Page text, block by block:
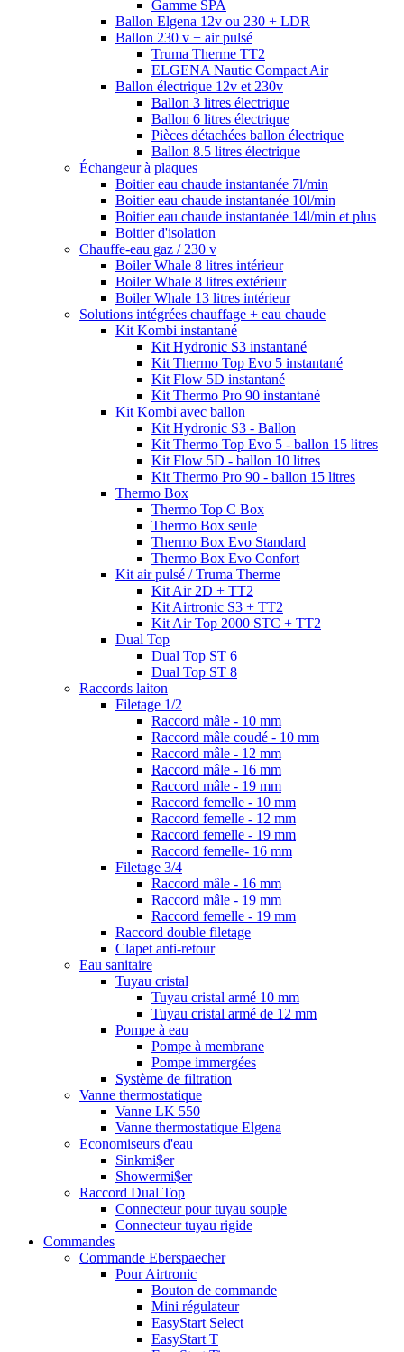
Gamme SPA
Ballon Elgena 12v ou 230 + LDR
Ballon 230 v + air pulsé
Truma Therme TT2
ELGENA Nautic Compact Air
Ballon électrique 12v et 230v
Ballon 3 litres électrique
Ballon 6 litres électrique
Pièces détachées ballon électrique
Ballon 8.5 litres électrique
Échangeur à plaques
Boitier eau chaude instantanée 7l/min
Boitier eau chaude instantanée 10l/min
Boitier eau chaude instantanée 14l/min et plus
Boitier d'isolation
Chauffe-eau gaz / 230 v
Boiler Whale 8 litres intérieur
Boiler Whale 8 litres extérieur
Boiler Whale 13 litres intérieur
Solutions intégrées chauffage + eau chaude
Kit Kombi instantané
Kit Hydronic S3 instantané
Kit Thermo Top Evo 5 instantané
Kit Flow 5D instantané
Kit Thermo Pro 90 instantané
Kit Kombi avec ballon
Kit Hydronic S3 - Ballon
Kit Thermo Top Evo 5 - ballon 15 litres
Kit Flow 5D - ballon 10 litres
Kit Thermo Pro 90 - ballon 15 litres
Thermo Box
Thermo Top C Box
Thermo Box seule
Thermo Box Evo Standard
Thermo Box Evo Confort
Kit air pulsé / Truma Therme
Kit Air 2D + TT2
Kit Airtronic S3 + TT2
Kit Air Top 2000 STC + TT2
Dual Top
Dual Top ST 6
Dual Top ST 8
Raccords laiton
Filetage 1/2
Raccord mâle - 10 mm
Raccord mâle coudé - 10 mm
Raccord mâle - 12 mm
Raccord mâle - 16 mm
Raccord mâle - 19 mm
Raccord femelle - 10 mm
Raccord femelle - 12 mm
Raccord femelle - 19 mm
Raccord femelle- 16 mm
Filetage 3/4
Raccord mâle - 16 mm
Raccord mâle - 19 mm
Raccord femelle - 19 mm
Raccord double filetage
Clapet anti-retour
Eau sanitaire
Tuyau cristal
Tuyau cristal armé 10 mm
Tuyau cristal armé de 12 mm
Pompe à eau
Pompe à membrane
Pompe immergées
Système de filtration
Vanne thermostatique
Vanne LK 550
Vanne thermostatique Elgena
Economiseurs d'eau
Sinkmi$er
Showermi$er
Raccord Dual Top
Connecteur pour tuyau souple
Connecteur tuyau rigide
Commandes
Commande Eberspaecher
Pour Airtronic
Bouton de commande
Mini régulateur
EasyStart Select
EasyStart T